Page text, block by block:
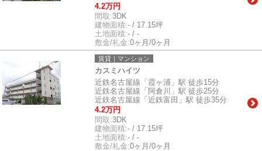
4.2万円
間取:3DK
建物面積:- / 17.15坪
土地面積:- / -
敷金/礼金:0ヶ月/0ヶ月
賃貸｜マンション
カスミハイツ
近鉄名古屋線「霞ヶ浦」駅 徒歩15分
近鉄名古屋線「阿倉川」駅 徒歩25分
近鉄名古屋線「近鉄富田」駅 徒歩35分
4.2万円
間取:3DK
建物面積:- / 17.15坪
土地面積:- / -
敷金/礼金:0ヶ月/0ヶ月